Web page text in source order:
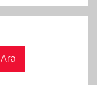
Ara